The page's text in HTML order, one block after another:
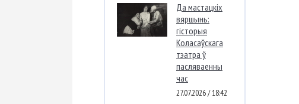
Да мастацкіх
вяршынь:
гісторыя
Коласаўскага
тэатра ў
пасляваенны
час
27.07.2026 / 18:42